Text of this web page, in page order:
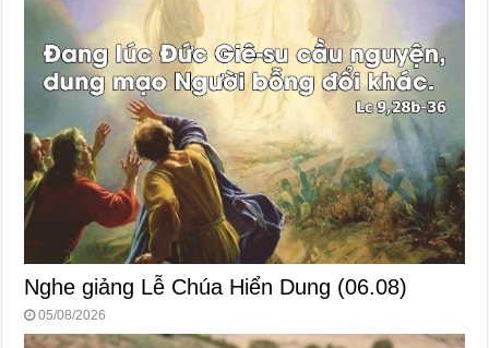
Nghe giảng Lễ Chúa Hiển Dung (06.08)
05/08/2026